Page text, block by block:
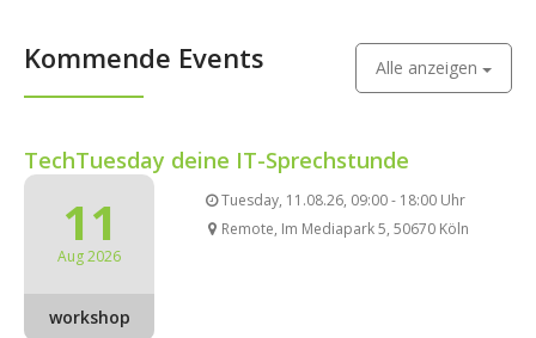
Kommende Events Alle anzeigen
TechTuesday deine IT-Sprechstunde
11
Aug 2026
workshop
Tuesday, 11.08.26, 09:00 - 18:00 Uhr
Remote, Im Mediapark 5, 50670 Köln